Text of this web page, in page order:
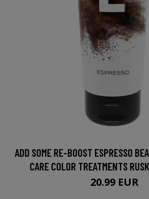
ADD SOME RE-BOOST ESPRESSO
CARE COLOR TREATMENTS
20.99 EUR